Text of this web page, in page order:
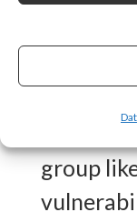
What is
group